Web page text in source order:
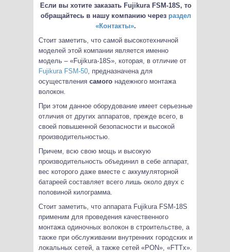
Если вы хотите заказать Fujikura FSM-18S, то
обращайтесь в нашу компанию через раздел
«Контакты».
Стоит заметить, что самой высокотехничной
моделей этой компании является именно
модель – «Fujikura-18S», которая, в отличие от
Fujikura FSM-50, предназначена для
осуществления самого надежного монтажа
волокон.
При этом данное оборудование имеет серьезные
отличия от других аппаратов, прежде всего, в
своей повышенной безопасности и высокой
производительностью.
Причем, всю свою мощь и высокую
производительность объединил в себе аппарат,
вес которого даже вместе с аккумуляторной
батареей составляет всего лишь около двух с
половиной килограмма.
Стоит заметить, что аппарата Fujikura FSM-18S
применим для проведения качественного
монтажа одиночных волокон в строительстве, а
также при обслуживании внутренних городских и
локальных сетей, а также сетей «PON», «FTTx».